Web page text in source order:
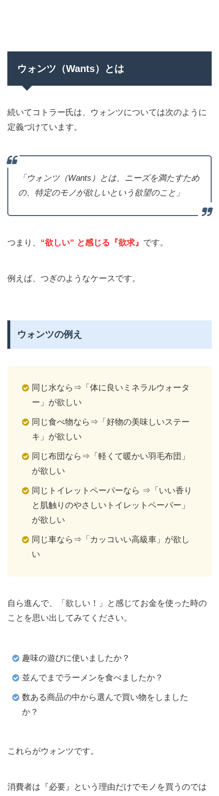
ウォンツ（Wants）とは
続いてコトラー氏は、ウォンツについては次のように
定義づけています。
「ウォンツ（Wants）とは、ニーズを満たすため
の、特定のモノが欲しいという欲望のこと」
つまり、 “欲しい” と感じる『欲求』 です。
例えば、つぎのようなケースです。
ウォンツの例え
同じ水なら⇒「体に良いミネラルウォータ
ー」が欲しい
同じ食べ物なら⇒「好物の美味しいステー
キ」が欲しい
同じ布団なら⇒「軽くて暖かい羽毛布団」
が欲しい
同じトイレットペーパーなら ⇒「いい香り
と肌触りのやさしいトイレットペーパー」
が欲しい
同じ車なら⇒「カッコいい高級車」が欲し
い
自ら進んで、「欲しい！」と感じてお金を使った時の
ことを思い出してみてください。
趣味の遊びに使いましたか？
並んでまでラーメンを食べましたか？
数ある商品の中から選んで買い物をしました
か？
これらがウォンツです。
消費者は『必要』という理由だけでモノを買うのでは